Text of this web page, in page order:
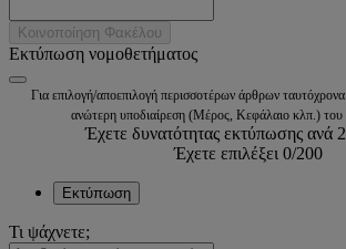
Κοινοποίηση Φακέλου
Εκτύπωση νομοθετήματος
Για επιλογή/αποεπιλογή περισσοτέρων άρθρων
ανώτερη υποδιαίρεση (Μέρος, Κεφάλαιο κλπ.) του
Έχετε δυνατότητας εκτύπωσης ανά
Έχετε επιλέξει 0/200
Εκτύπωση
Τι ψάχνετε;